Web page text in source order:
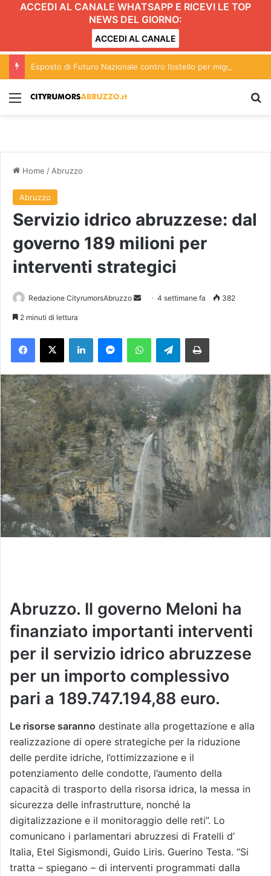
ACCEDI AL CANALE WHATSAPP E RICEVI LE TOP
NEWS DEL GIORNO:
ACCEDI AL CANALE
Menu
Home /Abruzzo
Abruzzo
Servizio idrico abruzzese: dal
governo 189 milioni per
interventi strategici
Redazione CityrumorsAbruzzo
a
n
e
m
a
i
4 settimane fa 382
2 minuti di lettura
Telegram
Abruzzo. Il governo Meloni ha
finanziato importanti interventi
per il servizio idrico abruzzese
per un importo complessivo
pari a 189.747.194,88 euro.
Le risorse saranno destinate alla progettazione e alla
realizzazione di opere strategiche per la riduzione
delle perdite idriche, l’ottimizzazione e il
potenziamento delle condotte, l’aumento della
capacità di trasporto della risorsa idrica, la messa in
sicurezza delle infrastrutture, nonché la
digitalizzazione e il monitoraggio delle reti”. Lo
comunicano i parlamentari abruzzesi di Fratelli d’
Italia, Etel Sigismondi, Guido Liris. Guerino Testa. “Si
tratta – spiegano – di interventi programmati dalla